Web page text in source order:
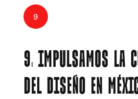
9
9. IMPULSAMOS LA
DEL DISEÑO EN